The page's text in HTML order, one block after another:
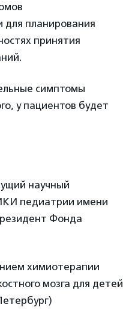
для планирования
принятия
симптомы
у пациентов будет
научный
педиатрии имени
Фонда
химиотерапии
мозга для детей